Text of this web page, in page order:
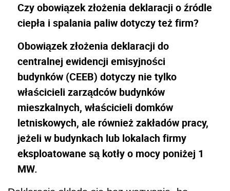
Czy obowiązek złożenia deklaracji o źródle
ciepła i spalania paliw dotyczy też firm?
Obowiązek złożenia deklaracji do
centralnej ewidencji emisyjności
budynków (CEEB) dotyczy nie tylko
właścicieli zarządców budynków
mieszkalnych, właścicieli domków
letniskowych, ale również zakładów pracy,
jeżeli w budynkach lub lokalach firmy
eksploatowane są kotły o mocy poniżej 1
MW.